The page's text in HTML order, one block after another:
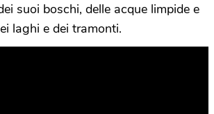
suoi boschi, delle acque limpide e
laghi e dei tramonti.